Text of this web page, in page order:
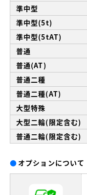
準中型
準中型(5t)
準中型(5tAT)
普通
普通(AT)
普通二種
普通二種(AT)
大型特殊
大型二輪(限定含む)
普通二輪(限定含む)
● オプションについて